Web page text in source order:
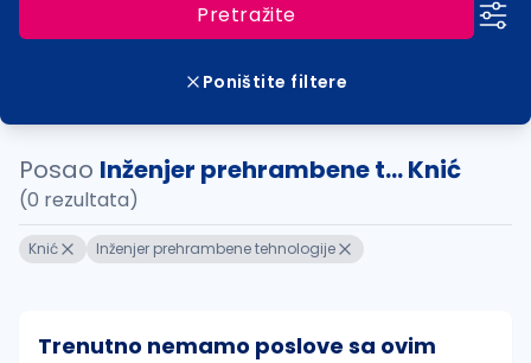
Pretražite
Poništite filtere
Posao Inženjer prehrambene t... Knić
(0 rezultata)
Knić Inženjer prehrambene tehnologije
Trenutno nemamo poslove sa ovim